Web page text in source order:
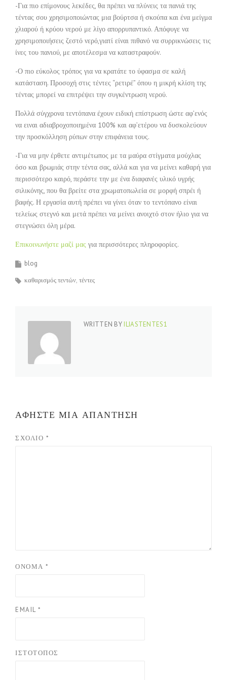
-Για πιο επίμονους λεκέδες, θα πρέπει να πλύνεις τα πανιά της
τέντας σου χρησιμοποιώντας μια βούρτσα ή σκούπα και ένα μείγμα
χλιαρού ή κρύου νερού με λίγο απορρυπαντικό. Απόφυγε να
χρησιμοποιήσεις ζεστό νερό,γιατί είναι πιθανό να συρρικνώσεις τις
ίνες του πανιού, με αποτέλεσμα να καταστραφούν.
-Ο πιο εύκολος τρόπος για να κρατάτε το ύφασμα σε καλή
κατάσταση. Προσοχή στις τέντες “ρετιρέ” όπου η μικρή κλίση της
τέντας μπορεί να επιτρέψει την συγκέντρωση νερού.
Πολλά σύγχρονα τεντόπανα έχουν ειδική επίστρωση ώστε αφ’ενός
να ειναι αδιαβροχοποιημένα 100% και αφ’ετέρου να δυσκολεύουν
την προσκόλληση ρύπων στην επιφάνεια τους.
-Για να μην έρθετε αντιμέτωπος με τα μαύρα στίγματα μούχλας
όσο και βρωμιάς στην τέντα σας, αλλά και για να μείνει καθαρή για
περισσότερο καιρό, περάστε την με ένα διαφανές υλικό υγρής
σιλικόνης, που θα βρείτε στα χρωματοπωλεία σε μορφή σπρέι ή
βαφής. Η εργασία αυτή πρέπει να γίνει όταν το τεντόπανο είναι
τελείως στεγνό και μετά πρέπει να μείνει ανοιχτό στον ήλιο για να
στεγνώσει όλη μέρα.
Επικοινωνήστε μαζί μας για περισσότερες πληροφορίες.
blog
καθαρισμός τεντών τέντες
WRITTEN BY ILIASTENTES1
ΑΦΉΣΤΕ ΜΙΑ ΑΠΆΝΤΗΣΗ
ΣΧΌΛΙΟ *
ΌΝΟΜΑ *
EMAIL *
ΙΣΤΌΤΟΠΟΣ